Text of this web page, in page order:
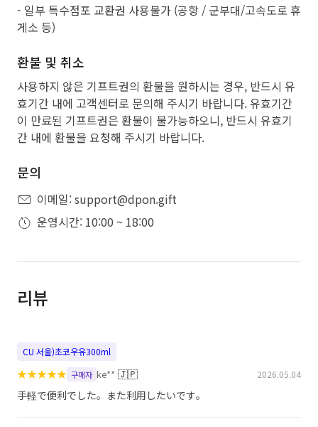
- 일부 특수점포 교환권 사용불가 (공항 / 군부대/고속도로 휴
게소 등)
환불 및 취소
사용하지 않은 기프트권의 환불을 원하시는 경우, 반드시 유
효기간 내에 고객센터로 문의해 주시기 바랍니다. 유효기간
이 만료된 기프트권은 환불이 불가능하오니, 반드시 유효기
간 내에 환불을 요청해 주시기 바랍니다.
문의
이메일: support@dpon.gift
운영시간: 10:00 ~ 18:00
리뷰
CU 서울)초코우유300ml
★★★★★ 구매자 ke** 🇯🇵 2026.05.04
手軽で便利でした。また利用したいです。